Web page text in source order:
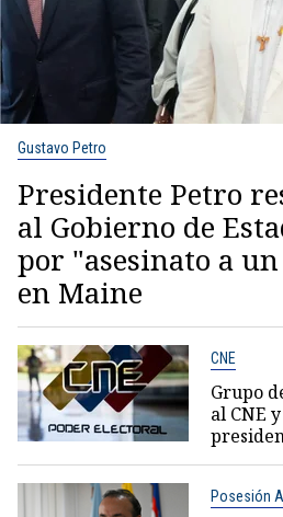
Gustavo Petro
Presidente Petro
al Gobierno de
por "asesinato a
en Maine
CNE
Grupo
al CNE
Posesión